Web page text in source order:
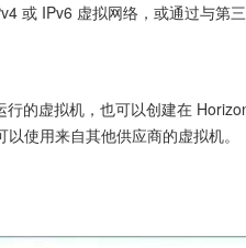
或 IPv6 虚拟网络，或通过与第
的虚拟机，也可以创建在
使用来自其他供应商的虚拟机。